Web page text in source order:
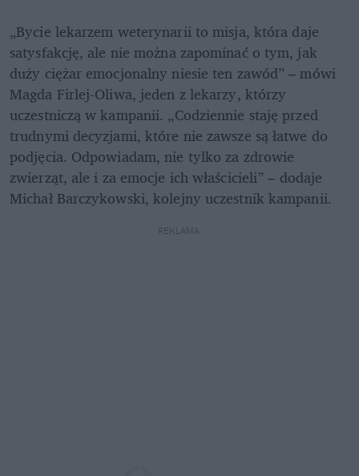
„Bycie lekarzem weterynarii to misja, która daje
satysfakcję, ale nie można zapominać o tym, jak
duży ciężar emocjonalny niesie ten zawód” – mówi
Magda Firlej-Oliwa, jeden z lekarzy, którzy
uczestniczą w kampanii. „Codziennie staję przed
trudnymi decyzjami, które nie zawsze są łatwe do
podjęcia. Odpowiadam, nie tylko za zdrowie
zwierząt, ale i za emocje ich właścicieli” – dodaje
Michał Barczykowski, kolejny uczestnik kampanii.
REKLAMA